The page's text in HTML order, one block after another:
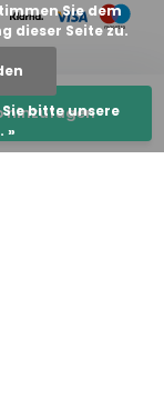
hinzufügen
Sie dem
dieser Seite zu.
bitte unsere
»